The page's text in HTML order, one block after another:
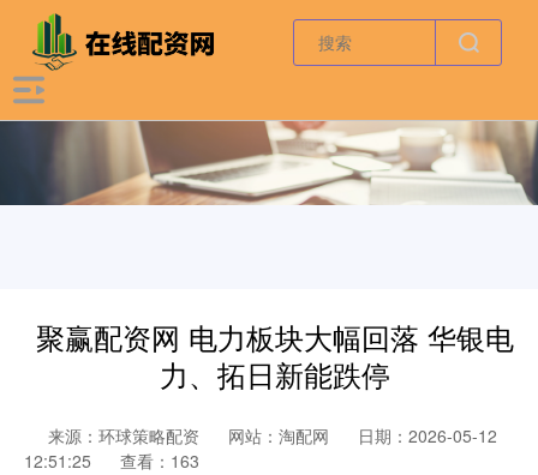
聚赢配资网 电力板块大幅回落 华银电
力、拓日新能跌停
来源：环球策略配资 网站：淘配网
日期：2026-05-12
12:51:25
查看：163